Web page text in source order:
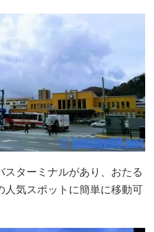
スターミナルがあり、おたる
人気スポットに簡単に移動可